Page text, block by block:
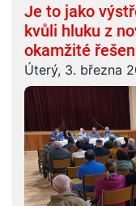
Je to jako
kvůli hluku z
okamžité
Úterý, 3. března